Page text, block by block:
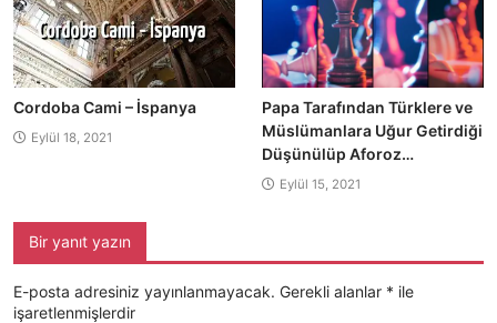
Cordoba Cami – İspanya
Eylül 18, 2021
Papa Tarafından Türklere ve
Müslümanlara Uğur Getirdiği
Düşünülüp Aforoz…
Eylül 15, 2021
Bir yanıt yazın
E-posta adresiniz yayınlanmayacak. Gerekli alanlar * ile
işaretlenmişlerdir